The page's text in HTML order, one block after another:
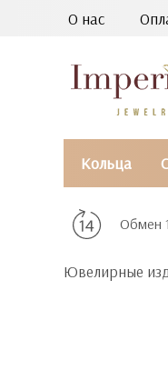
О нас
Кольца
Обмен
Ювелирные